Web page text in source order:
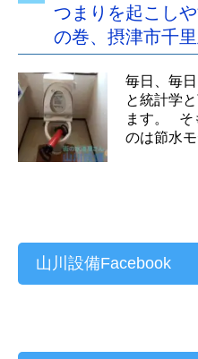
つまりを起こし
の巻、摂津市千
毎日、毎
と統計学
ます。 そ
のは節水
山川設備Facebook